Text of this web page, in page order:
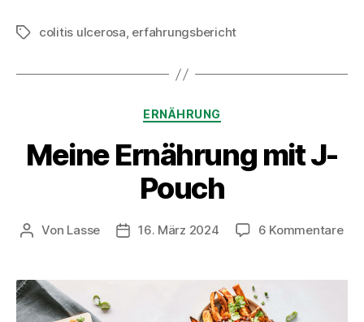
Schlagwörter
colitis ulcerosa, erfahrungsbericht
Kategorien
ERNÄHRUNG
Meine Ernährung mit J-
Pouch
Beitragsautor
Von Lasse Beitragsdatum
16. März 2024 6 Kommentarezu
mit